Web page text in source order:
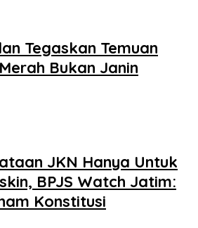
Tegaskan Temuan
Bukan Janin
JKN Hanya Untuk
BPJS Watch Jatim:
Konstitusi